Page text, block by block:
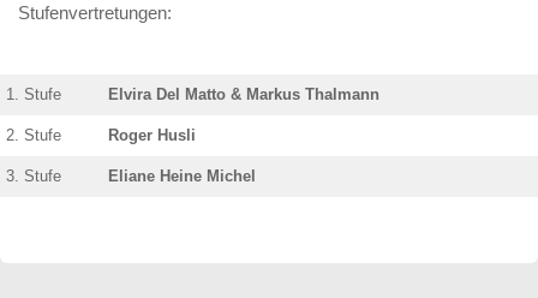
Stufenvertretungen:
1. Stufe Elvira Del Matto & Markus Thalmann
2. Stufe Roger Husli
3. Stufe Eliane Heine Michel